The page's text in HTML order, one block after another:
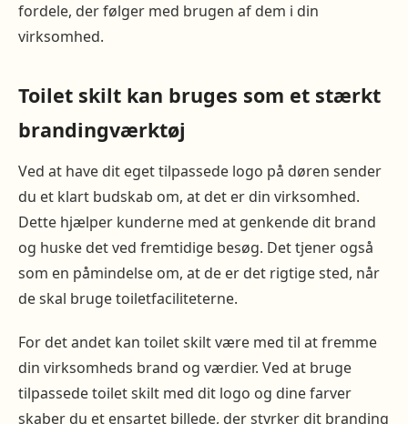
fordele, der følger med brugen af dem i din
virksomhed.
Toilet skilt kan bruges som et stærkt
brandingværktøj
Ved at have dit eget tilpassede logo på døren sender
du et klart budskab om, at det er din virksomhed.
Dette hjælper kunderne med at genkende dit brand
og huske det ved fremtidige besøg. Det tjener også
som en påmindelse om, at de er det rigtige sted, når
de skal bruge toiletfaciliteterne.
For det andet kan toilet skilt være med til at fremme
din virksomheds brand og værdier. Ved at bruge
tilpassede toilet skilt med dit logo og dine farver
skaber du et ensartet billede, der styrker dit branding